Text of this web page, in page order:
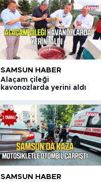
SAMSUN HABER
Alaçam çileği
kavonozlarda yerini aldı
SAMSUN HABER